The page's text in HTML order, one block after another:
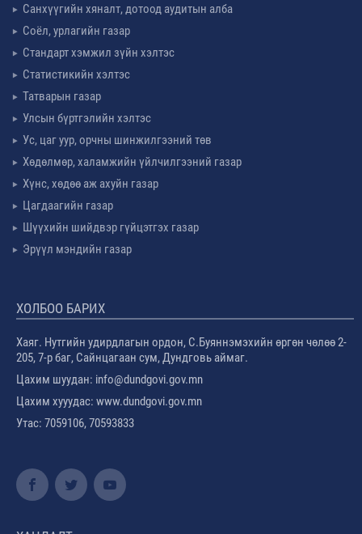
Санхүүгийн хяналт, дотоод аудитын алба
Соёл, урлагийн газар
Стандарт хэмжил зүйн хэлтэс
Статистикийн хэлтэс
Татварын газар
Улсын бүртгэлийн хэлтэс
Ус, цаг уур, орчны шинжилгээний төв
Хөдөлмөр, халамжийн үйлчилгээний газар
Хүнс, хөдөө аж ахуйн газар
Цагдаагийн газар
Шүүхийн шийдвэр гүйцэтгэх газар
Эрүүл мэндийн газар
ХОЛБОО БАРИХ
Хаяг. Нутгийн удирдлагын ордон, С.Буяннэмэхийн өргөн чөлөө 2-
205, 7-р баг, Сайнцагаан сум, Дундговь аймаг.
Цахим шуудан: info@dundgovi.gov.mn
Цахим хууудас: www.dundgovi.gov.mn
Утас: 7059106, 70593833